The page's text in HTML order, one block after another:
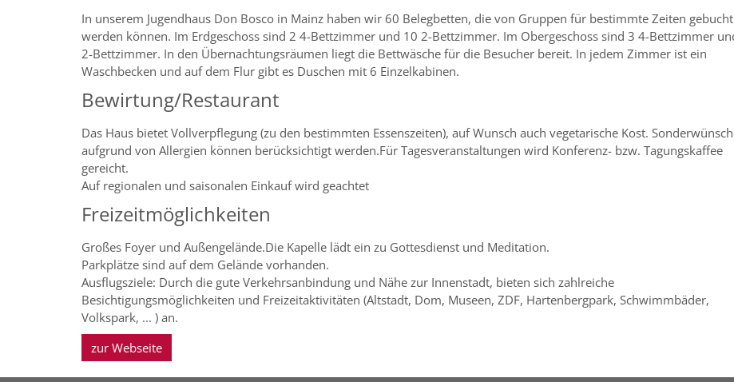
In unserem Jugendhaus Don Bosco in Mainz haben wir 60 Belegbetten, die von Gruppen für bestimmte Zeiten gebucht
werden können. Im Erdgeschoss sind 2 4-Bettzimmer und 10 2-Bettzimmer. Im Obergeschoss sind 3 4-Bettzimmer
2-Bettzimmer. In den Übernachtungsräumen liegt die Bettwäsche für die Besucher bereit. In jedem Zimmer ist ein
Waschbecken und auf dem Flur gibt es Duschen mit 6 Einzelkabinen.
Bewirtung/Restaurant
Das Haus bietet Vollverpflegung (zu den bestimmten Essenszeiten), auf Wunsch auch vegetarische Kost.
aufgrund von Allergien können berücksichtigt werden.Für Tagesveranstaltungen wird Konferenz- bzw. Tagungskaffee
gereicht.
Auf regionalen und saisonalen Einkauf wird geachtet
Freizeitmöglichkeiten
Großes Foyer und Außengelände.Die Kapelle lädt ein zu Gottesdienst und Meditation.
Parkplätze sind auf dem Gelände vorhanden.
Ausflugsziele: Durch die gute Verkehrsanbindung und Nähe zur Innenstadt, bieten sich zahlreiche
Besichtigungsmöglichkeiten und Freizeitaktivitäten (Altstadt, Dom, Museen, ZDF, Hartenbergpark, Schwimmbäder,
Volkspark, ... ) an.
zur Webseite